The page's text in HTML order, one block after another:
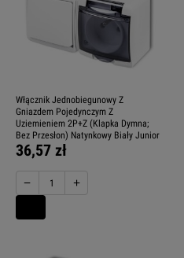
Włącznik Jednobiegunowy Z
Gniazdem Pojedynczym Z
Uziemieniem 2P+Z (Klapka Dymna;
Bez Przesłon) Natynkowy Biały Junior
36,57 zł
− +